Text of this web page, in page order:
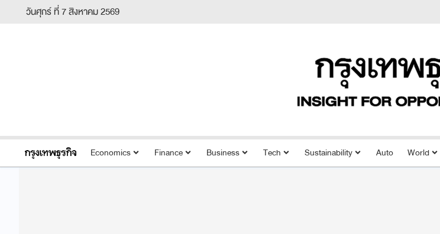
วันศุกร์ ที่ 7 สิงหาคม 2569
Economics Finance Business Tech Sustainability Auto World